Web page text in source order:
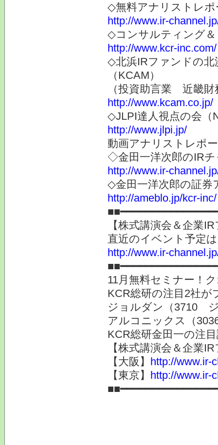
◇無料アナリストレ
http://www.ir-
◇コンサルティング＆
http://www.kcr-inc.com/
◇北浜IRファンドの
（KCAM）
（投資助言業 近畿財
http://www.kcam.co.jp/
◇JLPI達人視点の会（
http://www.jlpi.jp/
動画アナリストレポ
◇金田一洋次郎のIR
http://www.ir-
◇金田一洋次郎の証券
http://ameblo.jp/kcr-inc/
【株式講演会＆企業
直近のイベント予定
http://www.ir-
11月無料セミナー！
KCR総研の注目2社が
ジョルダン（3710
アルコニックス（
KCR総研金田一の注
【株式講演会＆企業
【大阪】 http://www.ir-
【東京】 http://www.ir-